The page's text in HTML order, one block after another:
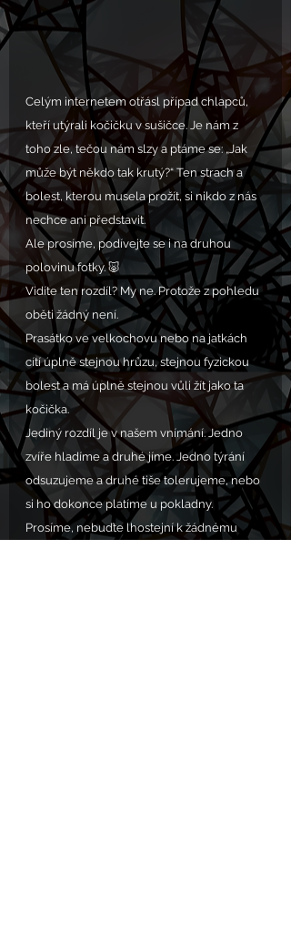
Celým internetem otřásl případ chlapců,
kteří utýrali kočičku v sušičce. Je nám z
toho zle, tečou nám slzy a ptáme se: „Jak
může být někdo tak krutý?“ Ten strach a
bolest, kterou musela prožít, si nikdo z nás
nechce ani představit.
Ale prosíme, podívejte se i na druhou
polovinu fotky. 🐷
Vidíte ten rozdíl? My ne. Protože z pohledu
oběti žádný není.
Prasátko ve velkochovu nebo na jatkách
cítí úplně stejnou hrůzu, stejnou fyzickou
bolest a má úplně stejnou vůli žít jako ta
kočička.
Jediný rozdíl je v našem vnímání. Jedno
zvíře hladíme a druhé jíme. Jedno týrání
odsuzujeme a druhé tiše tolerujeme, nebo
si ho dokonce platíme u pokladny.
Prosíme, nebuďte lhostejní k žádnému